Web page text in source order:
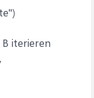
iterieren